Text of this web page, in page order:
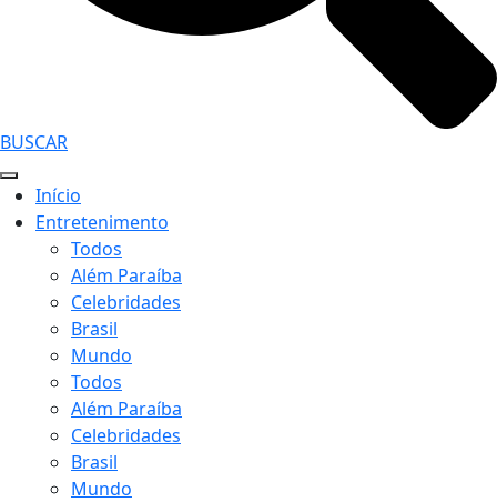
BUSCAR
Início
Entretenimento
Todos
Além Paraíba
Celebridades
Brasil
Mundo
Todos
Além Paraíba
Celebridades
Brasil
Mundo